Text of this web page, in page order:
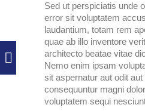
Sed ut perspiciatis unde
error sit voluptatem
laudantium, totam rem
quae ab illo inventore
architecto beatae vitae
Nemo enim ipsam
sit aspernatur aut odit
consequuntur magni
voluptatem sequi